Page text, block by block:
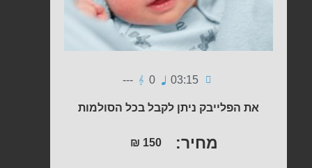
03:15
0
---
את הפלייבק ניתן לקבל בכל הסולמות
מחיר: ₪ 150